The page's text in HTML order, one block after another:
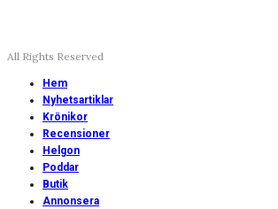
All Rights Reserved
Hem
Nyhetsartiklar
Krönikor
Recensioner
Helgon
Poddar
Butik
Annonsera